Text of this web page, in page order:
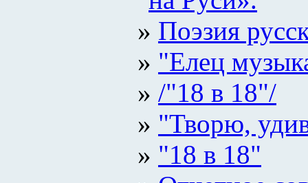
Поэзия
"Елец
/"18 в 18"/
"Творю,
"18 в 18"